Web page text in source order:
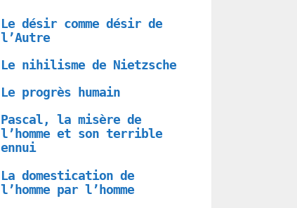
Le désir comme désir de
l’Autre
Le nihilisme de Nietzsche
Le progrès humain
Pascal, la misère de
l’homme et son terrible
ennui
La domestication de
l’homme par l’homme